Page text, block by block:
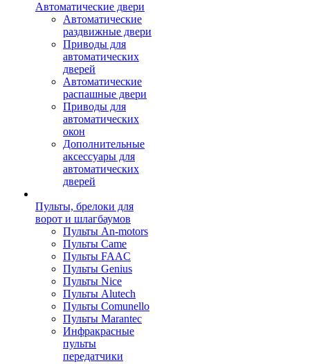
Автоматические двери
Автоматические
раздвижные двери
Приводы для
автоматических
дверей
Автоматические
распашные двери
Приводы для
автоматических
окон
Дополнительные
аксессуары для
автоматических
дверей
Пульты, брелоки для
ворот и шлагбаумов
Пульты An-motors
Пульты Came
Пульты FAAC
Пульты Genius
Пульты Nice
Пульты Alutech
Пульты Сomunello
Пульты Marantec
Инфракрасные
пульты
передатчики